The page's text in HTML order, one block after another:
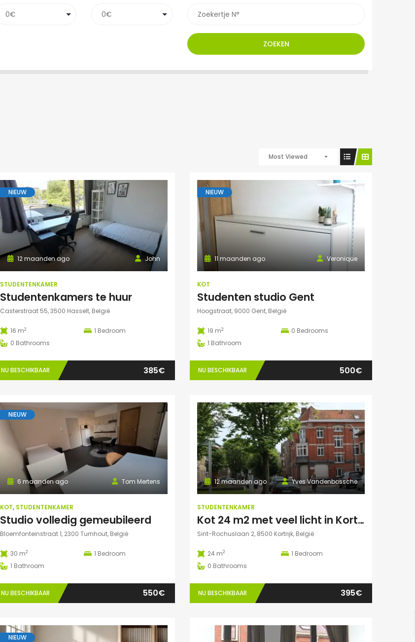
ZOEKEN
Most Viewed
NIEUW
John
12 maanden ago
STUDENTENKAMER
Studentenkamers te huur
Casterstraat 55, 3500 Hasselt, België
16 m2 1 Bedroom
0 Bathrooms
NU BESCHIKBAAR 385€
NIEUW
Veronique
11 maanden ago
KOT
Studenten studio Gent
Hoogstraat, 9000 Gent, België
19 m2 0 Bedrooms
1 Bathroom
NU BESCHIKBAAR 500€
NIEUW
Tom Mertens
6 maanden ago
KOT, STUDENTENKAMER
Studio volledig gemeubileerd
Bloemfonteinstraat 1, 2300 Turnhout, België
30 m2 1 Bedroom
1 Bathroom
NU BESCHIKBAAR 550€
Yves Vandenbossche
12 maanden ago
STUDENTENKAMER
Kot 24 m2 met veel licht in Kortrijk centraal gelegen.
Sint-Rochuslaan 2, 8500 Kortrijk, België
24 m2 1 Bedroom
0 Bathrooms
NU BESCHIKBAAR 395€
NIEUW